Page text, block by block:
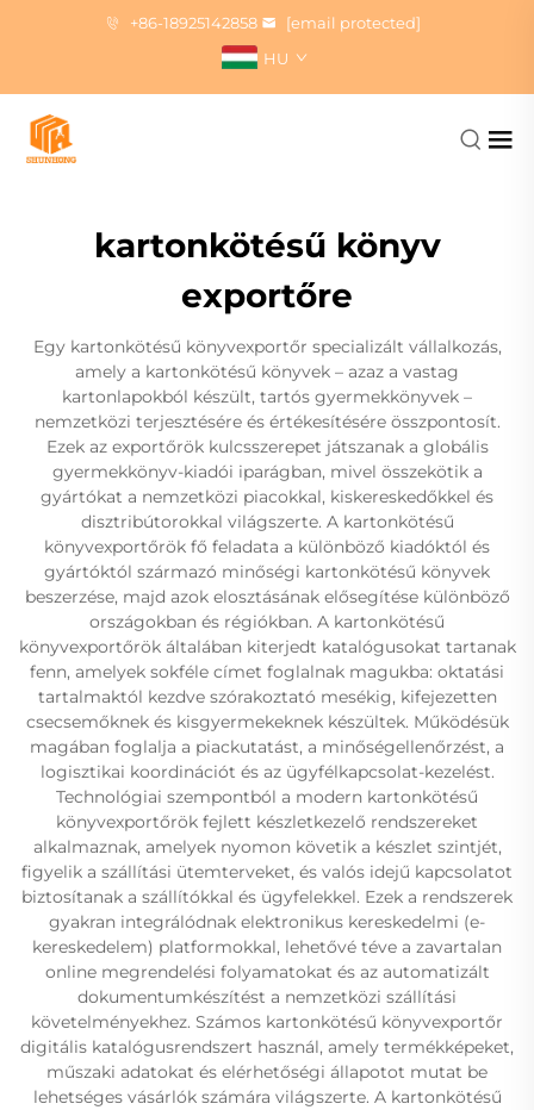
+86-18925142858
[email protected]
HU
kartonkötésű könyv
exportőre
Egy kartonkötésű könyvexportőr specializált vállalkozás,
amely a kartonkötésű könyvek – azaz a vastag
kartonlapokból készült, tartós gyermekkönyvek –
nemzetközi terjesztésére és értékesítésére összpontosít.
Ezek az exportőrök kulcsszerepet játszanak a globális
gyermekkönyv-kiadói iparágban, mivel összekötik a
gyártókat a nemzetközi piacokkal, kiskereskedőkkel és
disztribútorokkal világszerte. A kartonkötésű
könyvexportőrök fő feladata a különböző kiadóktól és
gyártóktól származó minőségi kartonkötésű könyvek
beszerzése, majd azok elosztásának elősegítése különböző
országokban és régiókban. A kartonkötésű
könyvexportőrök általában kiterjedt katalógusokat tartanak
fenn, amelyek sokféle címet foglalnak magukba: oktatási
tartalmaktól kezdve szórakoztató mesékig, kifejezetten
csecsemőknek és kisgyermekeknek készültek. Működésük
magában foglalja a piackutatást, a minőségellenőrzést, a
logisztikai koordinációt és az ügyfélkapcsolat-kezelést.
Technológiai szempontból a modern kartonkötésű
könyvexportőrök fejlett készletkezelő rendszereket
alkalmaznak, amelyek nyomon követik a készlet szintjét,
figyelik a szállítási ütemterveket, és valós idejű kapcsolatot
biztosítanak a szállítókkal és ügyfelekkel. Ezek a rendszerek
gyakran integrálódnak elektronikus kereskedelmi (e-
kereskedelem) platformokkal, lehetővé téve a zavartalan
online megrendelési folyamatokat és az automatizált
dokumentumkészítést a nemzetközi szállítási
követelményekhez. Számos kartonkötésű könyvexportőr
digitális katalógusrendszert használ, amely termékképeket,
műszaki adatokat és elérhetőségi állapotot mutat be
lehetséges vásárlók számára világszerte. A kartonkötésű